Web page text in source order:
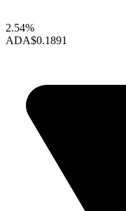
2.54%
ADA$0.1891